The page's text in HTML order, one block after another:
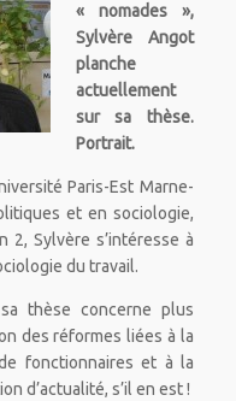
« nomades »,
Sylvère Angot
planche
actuellement
sur sa thèse.
Portrait.
Paris-Est Marne-
et en sociologie,
2, Sylvère s’intéresse à
du travail.
thèse concerne plus
des réformes liées à la
fonctionnaires et à la
d’actualité, s’il en est !